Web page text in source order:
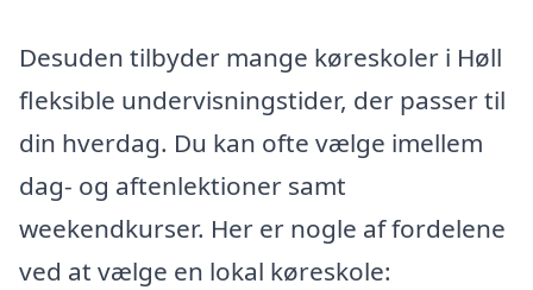
Desuden tilbyder mange køreskoler i Høll
fleksible undervisningstider, der passer til
din hverdag. Du kan ofte vælge imellem
dag- og aftenlektioner samt
weekendkurser. Her er nogle af fordelene
ved at vælge en lokal køreskole: